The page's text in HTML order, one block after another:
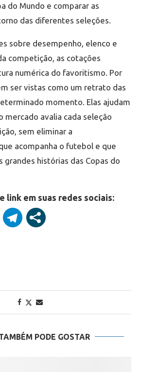
do Mundo e comparar as
das diferentes seleções.
sobre desempenho, elenco e
competição, as cotações
numérica do favoritismo. Por
ser vistas como um retrato das
momento. Elas ajudam
mercado avalia cada seleção
sem eliminar a
acompanha o futebol e que
grandes histórias das Copas do
link em suas redes sociais:
PODE GOSTAR